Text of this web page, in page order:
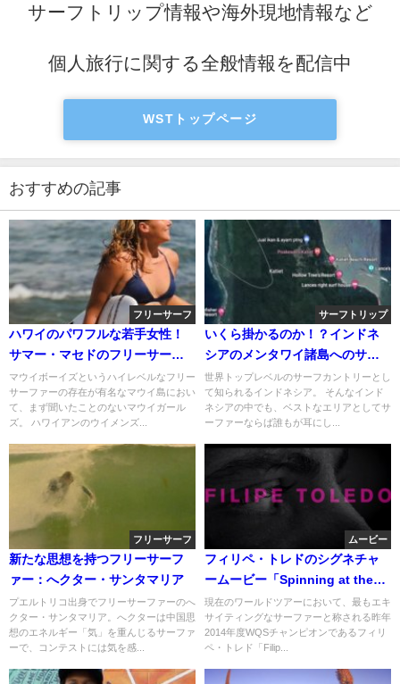
サーフトリップ情報や海外現地情報など
個人旅行に関する全般情報を配信中
WSTトップページ
おすすめの記事
フリーサーフ
ハワイのパワフルな若手女性！
サマー・マセドのフリーサーフ
ィン動画
マウイボーイズというハイレベルなフリー
サーファーの存在が有名なマウイ島におい
て、まず聞いたことのないマウイガール
ズ。 ハワイアンのウイメンズ...
サーフトリップ
いくら掛かるのか！？インドネ
シアのメンタワイ諸島へのサー
フトリップ費用
世界トップレベルのサーフカントリーとし
て知られるインドネシア。 そんなインド
ネシアの中でも、ベストなエリアとしてサ
ーファーならば誰もが耳にし...
フリーサーフ
新たな思想を持つフリーサーフ
ァー：へクター・サンタマリア
プエルトリコ出身でフリーサーファーのへ
クター・サンタマリア。へクターは中国思
想のエネルギー「気」を重んじるサーファ
ーで、コンテストには気を感...
ムービー
フィリペ・トレドのシグネチャ
ームービー「Spinning at the
Speed of Now」予告編
現在のワールドツアーにおいて、最もエキ
サイティングなサーファーと称される昨年
2014年度WQSチャンピオンであるフィリ
ペ・トレド「Filip...